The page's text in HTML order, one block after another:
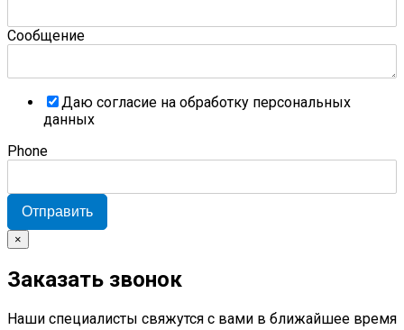
Сообщение
Даю согласие на обработку персональных
данных
Phone
Отправить
×
Заказать звонок
Наши специалисты свяжутся с вами в ближайшее время